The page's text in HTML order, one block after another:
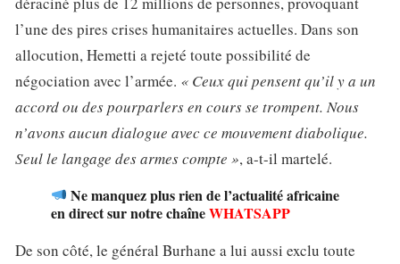
l’une des pires crises humanitaires actuelles. Dans son
allocution, Hemetti a rejeté toute possibilité de
négociation avec l’armée. « Ceux qui pensent qu’il y a un
accord ou des pourparlers en cours se trompent. Nous
n’avons aucun dialogue avec ce mouvement diabolique.
Seul le langage des armes compte », a-t-il martelé.
Ne manquez plus rien de l’actualité africaine
en direct sur notre chaîneWHATSAPP
De son côté, le général Burhane a lui aussi exclu toute